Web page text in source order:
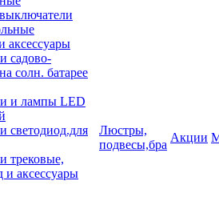
аксессуары
садово-
солн. батарее
и лампы LED
светодиод.для
трековые,
аксессуары
Люстры,
подвесы,бра
Акции